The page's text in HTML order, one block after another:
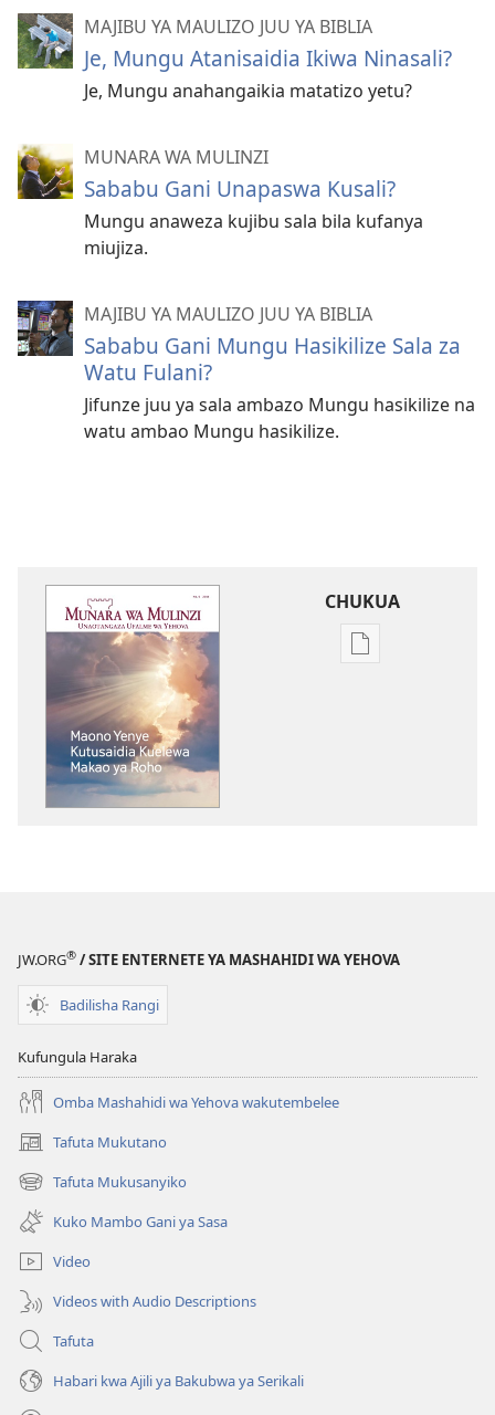
MAJIBU YA MAULIZO JUU YA BIBLIA
Je, Mungu Atanisaidia Ikiwa Ninasali?
Je, Mungu anahangaikia matatizo yetu?
MUNARA WA MULINZI
Sababu Gani Unapaswa Kusali?
Mungu anaweza kujibu sala bila kufanya
miujiza.
MAJIBU YA MAULIZO JUU YA BIBLIA
Sababu Gani Mungu Hasikilize Sala za
Watu Fulani?
Jifunze juu ya sala ambazo Mungu hasikilize na
watu ambao Mungu hasikilize.
CHUKUA
Njia
Yenye
Roho
JW.ORG® / SITE ENTERNETE YA MASHAHIDI WA YEHOVA
Badilisha Rangi
Kufungula Haraka
Omba Mashahidi wa Yehova wakutembelee
Tafuta Mukutano
(opens
new
window)
Tafuta Mukusanyiko
(opens
new
window)
Kuko Mambo Gani ya Sasa
Video
Videos with Audio Descriptions
Tafuta
Habari kwa Ajili ya Bakubwa ya Serikali